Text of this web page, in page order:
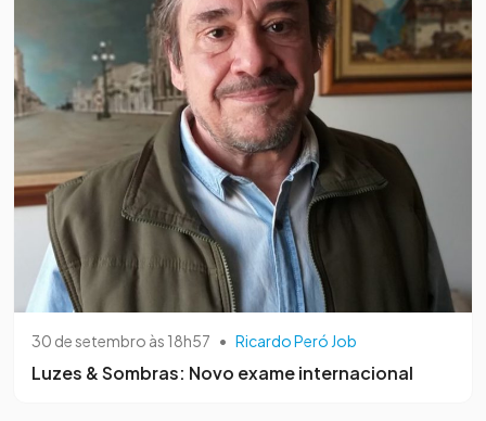
30 de setembro às 18h57 • Ricardo Peró Job
Luzes & Sombras: Novo exame internacional